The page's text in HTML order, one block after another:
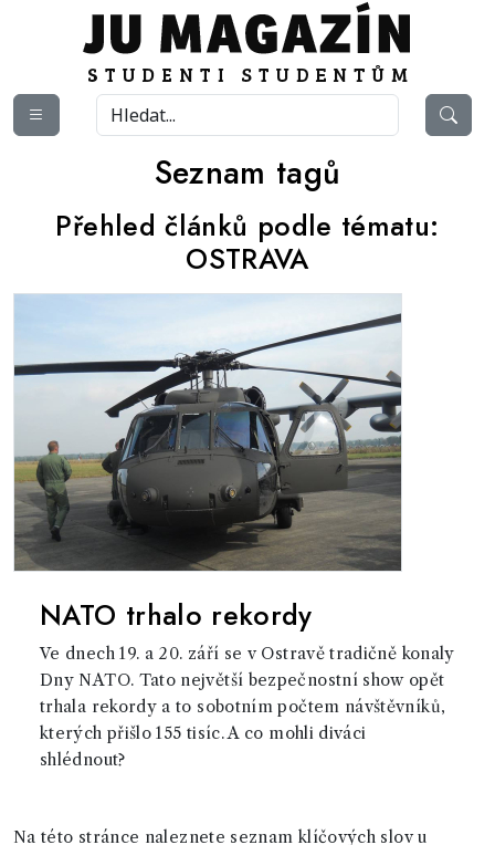
Seznam tagů
Přehled článků podle tématu:
OSTRAVA
NATO trhalo rekordy
Ve dnech 19. a 20. září se v Ostravě tradičně konaly
Dny NATO. Tato největší bezpečnostní show opět
trhala rekordy a to sobotním počtem návštěvníků,
kterých přišlo 155 tisíc. A co mohli diváci
shlédnout?
Na této stránce naleznete seznam klíčových slov u